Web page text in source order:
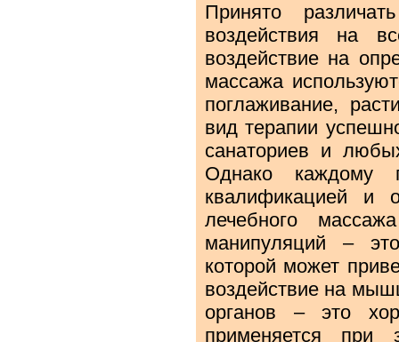
Принято
воздействия на
воздействие на
массажа
поглаживание,
вид терапии
санаториев и
Однако каждому
квалификацией и
лечебного
манипуляций –
которой может
воздействие на
органов – это
применяется при